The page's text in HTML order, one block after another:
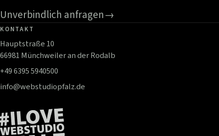
Unverbindlich anfragen→
KONTAKT
Hauptstraße 10
66981 Münchweiler an der Rodalb
+49 6395 5940500
info@webstudiopfalz.de